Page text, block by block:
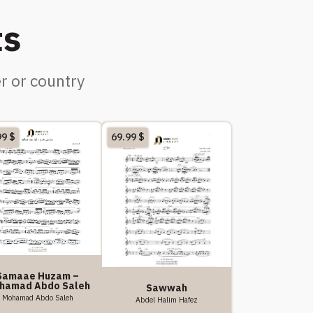
or country
Huzam –
Abdo Saleh
Mohamad Abdo Saleh
$
Sawwah
Abdel Halim Hafez
69.99$